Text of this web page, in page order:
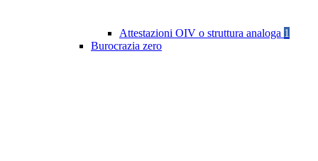
Attestazioni OIV o struttura analoga 1
Burocrazia zero